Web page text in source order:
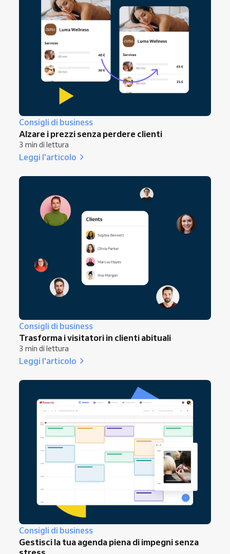
assenze, più partecipazione.
Consigli di business
Alzare i prezzi senza perdere clienti
3 min di lettura
Leggi l'articolo
Consigli di business
Trasforma i visitatori in clienti abituali
3 min di lettura
Leggi l'articolo
Consigli di business
Gestisci la tua agenda piena di impegni senza